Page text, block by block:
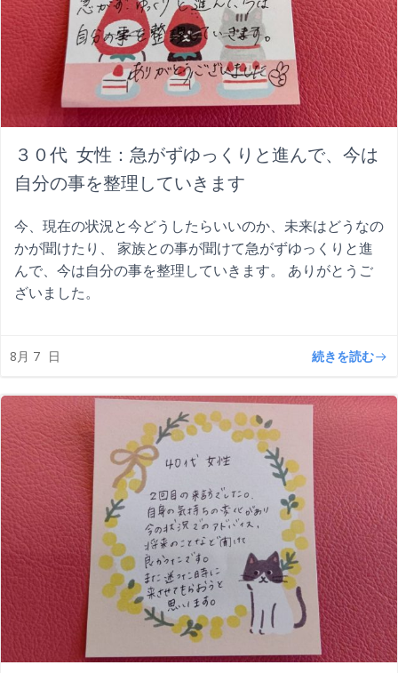
３０代 女性：急がずゆっくりと進んで、今は
自分の事を整理していきます
今、現在の状況と今どうしたらいいのか、未来はどうなの
かが聞けたり、 家族との事が聞けて急がずゆっくりと進
んで、今は自分の事を整理していきます。 ありがとうご
ざいました。
8月 7 日 続きを読む